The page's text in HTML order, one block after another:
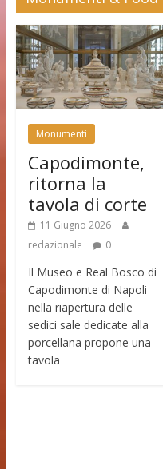
Monumenti
Capodimonte,
ritorna la
tavola di corte
11 Giugno 2026
redazionale
0
Il Museo e Real Bosco di
Capodimonte di Napoli
nella riapertura delle
sedici sale dedicate alla
porcellana propone una
tavola